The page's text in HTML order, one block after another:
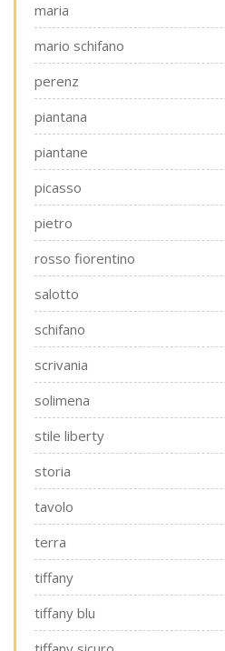
maria
mario schifano
perenz
piantana
piantane
picasso
pietro
rosso fiorentino
salotto
schifano
scrivania
solimena
stile liberty
storia
tavolo
terra
tiffany
tiffany blu